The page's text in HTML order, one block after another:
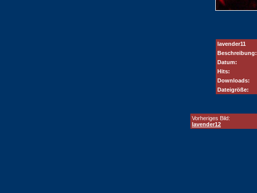
lavender11
Beschreibung:
Datum:
Hits:
Downloads:
Dateigröße:
Vorheriges Bild:
lavender12